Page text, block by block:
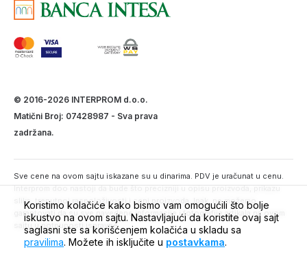
© 2016-2026 INTERPROM d.o.o.
Matični Broj: 07428987 - Sva prava
zadržana.
Sve cene na ovom sajtu iskazane su u dinarima. PDV je uračunat u cenu.
Interprom doo nastoji da bude što precizniji u opisu proizvoda, prikazu
slika, trenutnoj raspoloživosti i ceni proizvoda. Ipak, ne možemo
garantovati da su sve navedene informacije i fotografije artikala na ovom
sajtu u potpunosti ispravne.
Koristimo kolačiće kako bismo vam omogućili što bolje
iskustvo na ovom sajtu. Nastavljajući da koristite ovaj sajt
saglasni ste sa korišćenjem kolačića u skladu sa
pravilima. Možete ih isključite u postavkama.